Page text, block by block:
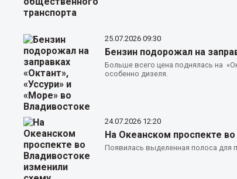
25.07.2026 09:30
Бензин подорожал на
Больше всего цена поднялась на
особенно дизеля.
24.07.2026 12:20
На Океанском проспекте
Появилась выделенная полоса